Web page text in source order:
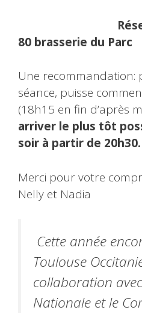
80 brasserie du Parc
Une recommandation:
séance, puisse
(18h15 en fin d’après
arriver le plus tôt
soir à partir de 20h30.
Merci pour votre
Nelly et Nadia
Cette année
Toulouse
collaboration
Nationale et le